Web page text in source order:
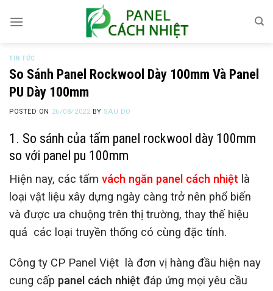
TIN TỨC
So Sánh Panel Rockwool Dày 100mm Và Panel
PU Dày 100mm
POSTED ON 26/08/2022 BY SAU DO
1. So sánh của tấm panel rockwool dày 100mm
so với panel pu 100mm
Hiện nay, các tấm vách ngăn panel cách nhiệt là
loại vật liệu xây dựng ngày càng trở nên phổ biến
và được ưa chuộng trên thị trường, thay thế hiệu
quả các loại truyền thống có cùng đặc tính.
Công ty CP Panel Việt
là đơn vị hàng đầu hiện nay
cung cấp panel cách nhiệt đáp ứng mọi yêu cầu